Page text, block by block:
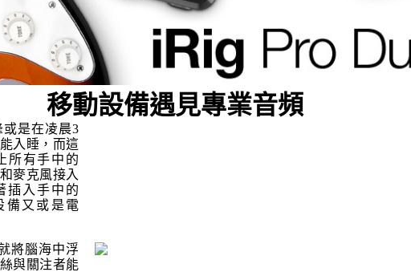
移動設備遇見專業音頻
是在凌晨3
入睡，而這
所有手中的
麥克風接入
插入手中的
備又或是電
將腦海中浮
與關注者能